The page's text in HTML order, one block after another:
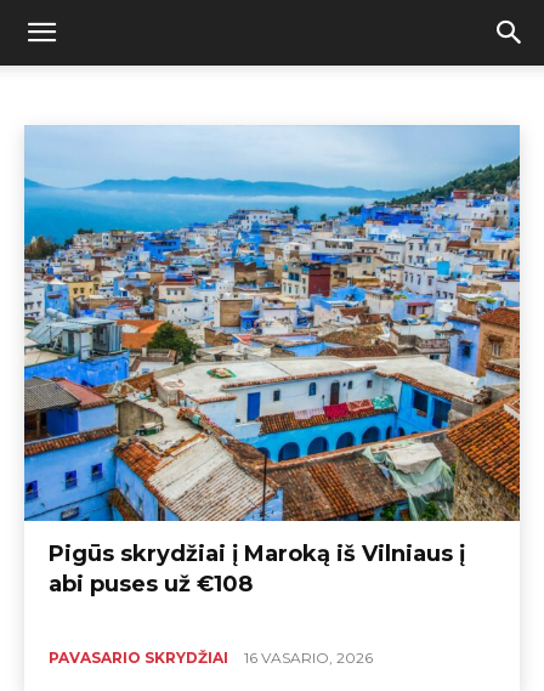
PIGŪS SKRYŽIAI
Pigūs skrydžiai į Maroką iš Vilniaus į
abi puses už €108
PAVASARIO SKRYDŽIAI 16 VASARIO, 2026